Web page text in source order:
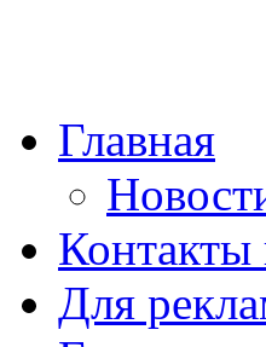
Главная
Контакты
Для